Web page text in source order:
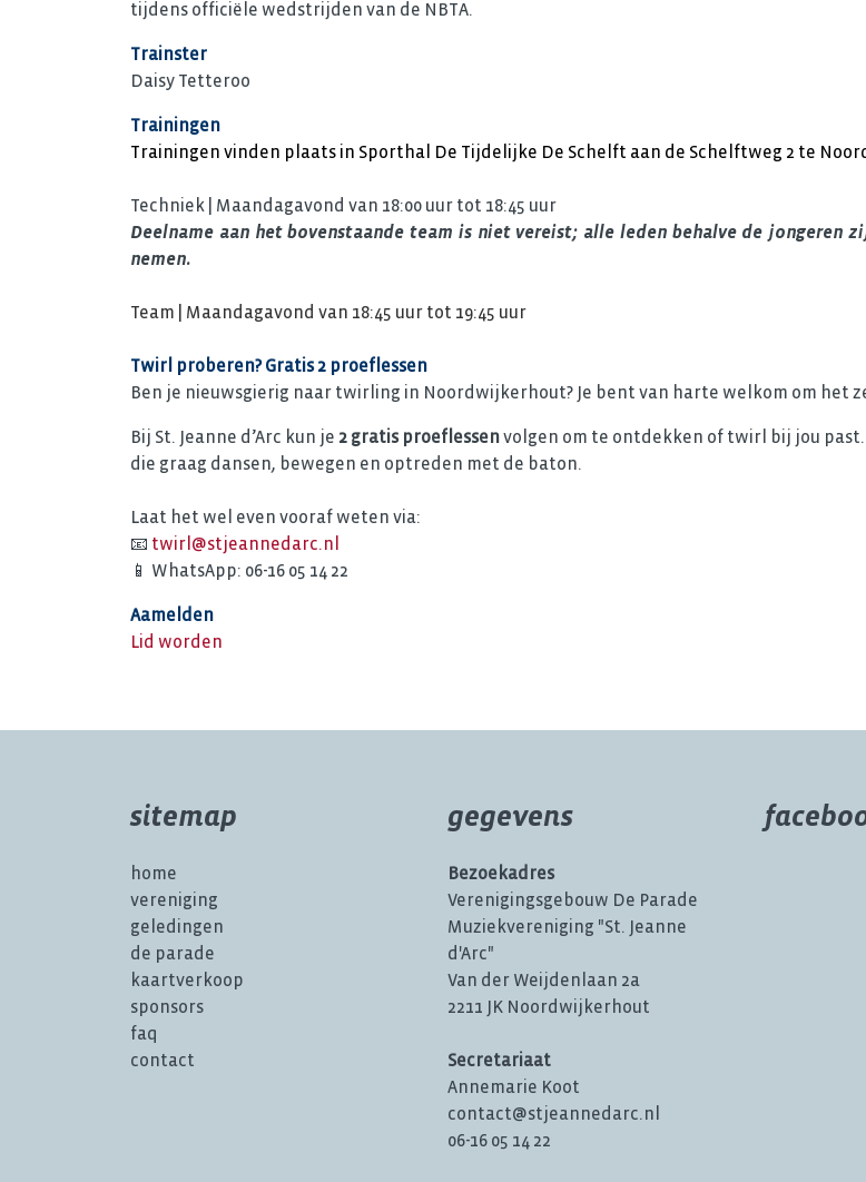
tijdens officiële wedstrijden van de NBTA.
Trainster
Daisy Tetteroo
Trainingen
Trainingen vinden plaats in Sporthal De Tijdelijke De Schelft aan de Schelftweg 2 te
Techniek | Maandagavond van 18:00 uur tot 18:45 uur
Deelname aan het bovenstaande team is niet vereist; alle leden behalve de jongeren
nemen.
Team | Maandagavond van 18:45 uur tot 19:45 uur
Twirl proberen? Gratis 2 proeflessen
Ben je nieuwsgierig naar twirling in Noordwijkerhout? Je bent van harte welkom om het
Bij St. Jeanne d’Arc kun je 2 gratis proeflessen volgen om te ontdekken of twirl bij jou
die graag dansen, bewegen en optreden met de baton.
Laat het wel even vooraf weten via:
📧 twirl@stjeannedarc.nl
📱 WhatsApp: 06-16 05 14 22
Aamelden
Lid worden
sitemap
home
vereniging
geledingen
de parade
kaartverkoop
sponsors
faq
contact
gegevens
Bezoekadres
Verenigingsgebouw De Parade
Muziekvereniging "St. Jeanne
d'Arc"
Van der Weijdenlaan 2a
2211 JK Noordwijkerhout
Secretariaat
Annemarie Koot
contact@stjeannedarc.nl
06-16 05 14 22